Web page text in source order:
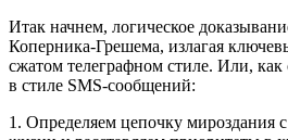
Итак начнем, логическое
Коперника-Грешема, излагая
сжатом телеграфном стиле. Или, как
в стиле SMS-сообщений:
1. Определяем цепочку мироздания